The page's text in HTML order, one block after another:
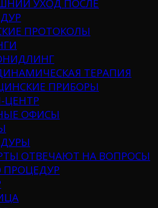
УХОД ПОСЛЕ
ПРОТОКОЛЫ
ТЕРАПИЯ
ПРИБОРЫ
ЦЕНТР
ОФИСЫ
ОТВЕЧАЮТ НА ВОПРОСЫ
ПРОЦЕДУР